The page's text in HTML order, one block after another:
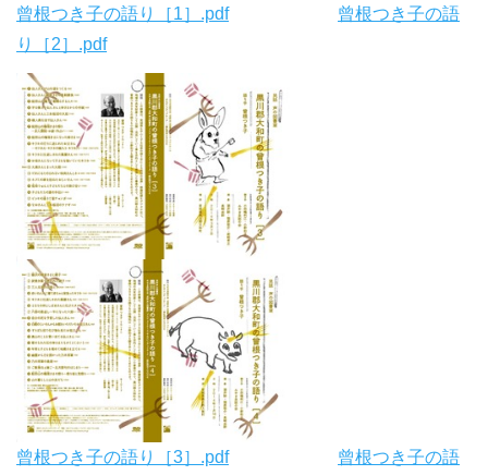
曾根つき子の語り［1］.pdf
曾根つき子の語
り［2］.pdf
曾根つき子の語り［3］.pdf
曾根つき子の語